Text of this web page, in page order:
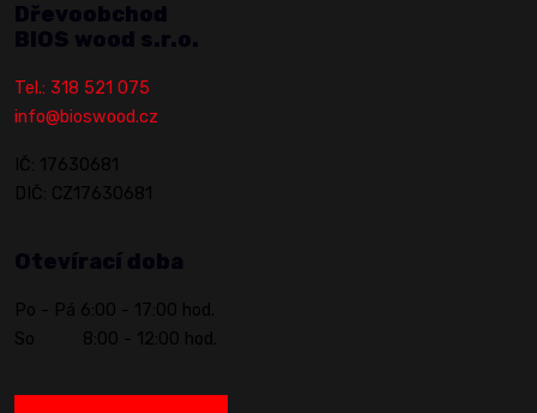
Dřevoobchod
BIOS wood s.r.o.
Tel.: 318 521 075
info@bioswood.cz
IČ: 17630681
DIČ: CZ17630681
Otevírací doba
Po - Pá 6:00 - 17:00 hod.
So 8:00 - 12:00 hod.